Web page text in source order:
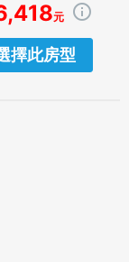
元
擇此房型